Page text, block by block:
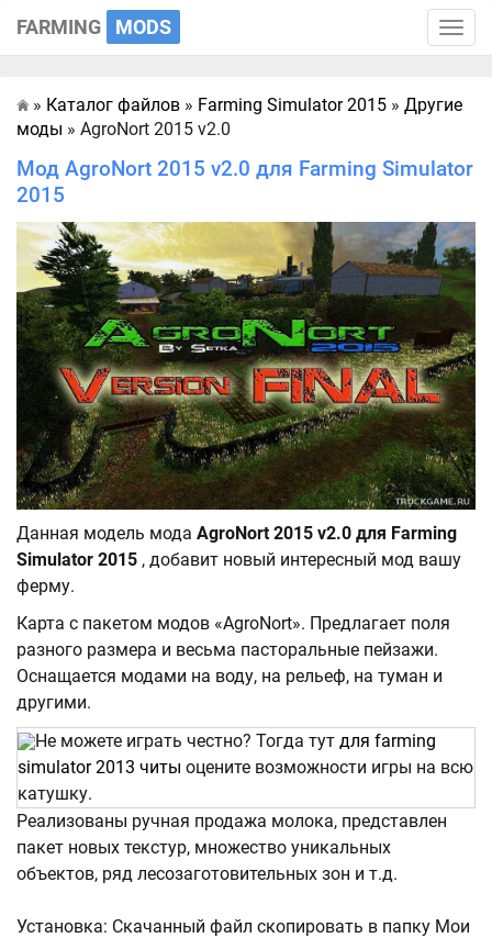
Toggle
FARMING MODS
Главная
» Каталог файлов » Farming Simulator 2015 » Другие
моды » AgroNort 2015 v2.0
Мод AgroNort 2015 v2.0 для Farming Simulator
2015
Данная модель мода AgroNort 2015 v2.0 для Farming
Simulator 2015 , добавит новый интересный мод вашу
ферму.
Карта с пакетом модов «AgroNort». Предлагает поля
разного размера и весьма пасторальные пейзажи.
Оснащается модами на воду, на рельеф, на туман и
другими.
Не можете играть честно? Тогда тут для farming
simulator 2013 читы оцените возможности игры на всю
катушку.
Реализованы ручная продажа молока, представлен
пакет новых текстур, множество уникальных
объектов, ряд лесозаготовительных зон и т.д.
Установка: Скачанный файл скопировать в папку Мои